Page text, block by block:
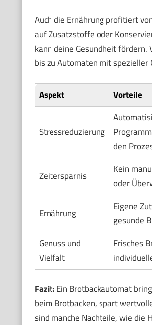
Auch die Ernährung profitiert
auf Zusatzstoffe oder
kann deine Gesundheit fördern.
bis zu Automaten mit
Aspekt Vorteile
Stressreduzierung
den
Zeitersparnis
Kein
oder
Ernährung
Eigene
gesunde
Genuss und
Vielfalt
Frisches
Fazit:Ein Brotbackautomat
beim Brotbacken, spart
sind manche Nachteile, wie die